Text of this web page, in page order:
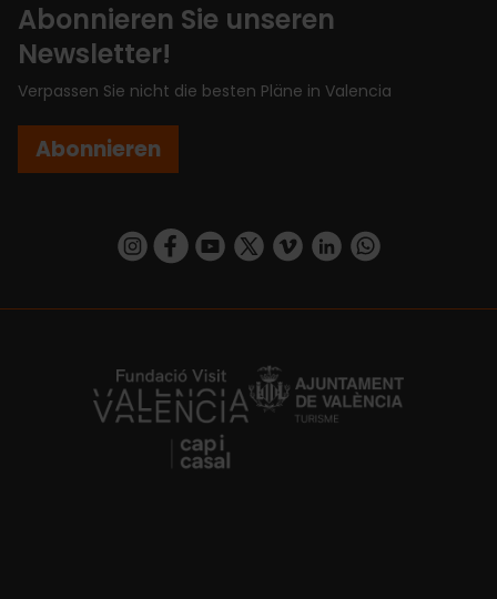
Abonnieren Sie unseren
Newsletter!
Verpassen Sie nicht die besten Pläne in Valencia
Abonnieren
https://www.instagram.com/visit_valencia/
https://www.facebook.com/
https://www.youtube.com/user/
https://twitter.com/_VivaValencia
https://vimeo.com/
https://www.linkedin.com/company/turismo-valencia/https://api.whatsapp.com/send/
https://fundacion.visitvalencia.com/